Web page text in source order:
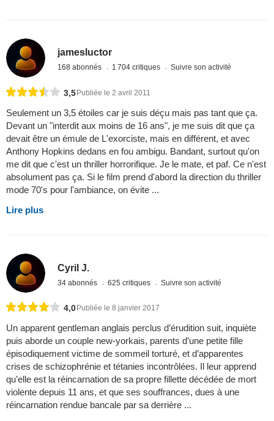
jamesluctor
168 abonnés 1 704 critiques Suivre son activité
3,5Publiée le 2 avril 2011
Seulement un 3,5 étoiles car je suis déçu mais pas tant que ça.
Devant un "interdit aux moins de 16 ans", je me suis dit que ça
devait être un émule de L'exorciste, mais en différent, et avec
Anthony Hopkins dedans en fou ambigu. Bandant, surtout qu'on
me dit que c'est un thriller horrorifique. Je le mate, et paf. Ce n'est
absolument pas ça. Si le film prend d'abord la direction du thriller
mode 70's pour l'ambiance, on évite ...
Lire plus
Cyril J.
34 abonnés 625 critiques Suivre son activité
4,0 Publiée le 8 janvier 2017
Un apparent gentleman anglais perclus d’érudition suit, inquiète
puis aborde un couple new-yorkais, parents d’une petite fille
épisodiquement victime de sommeil torturé, et d’apparentes
crises de schizophrénie et tétanies incontrôlées. Il leur apprend
qu’elle est la réincarnation de sa propre fillette décédée de mort
violente depuis 11 ans, et que ses souffrances, dues à une
réincarnation rendue bancale par sa derrière ...